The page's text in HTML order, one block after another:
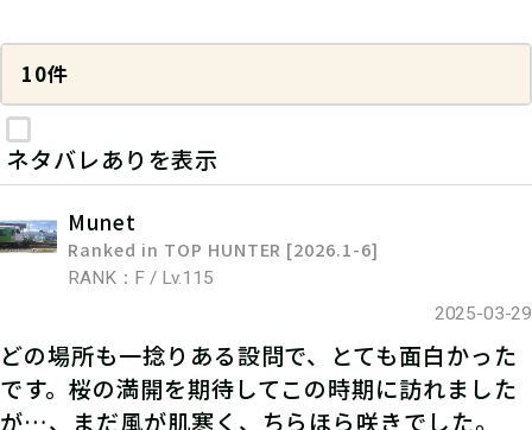
10件
ネタバレありを表示
Munet
Ranked in TOP HUNTER [2026.1-6]
RANK：F / Lv.115
2025-03-29
どの場所も一捻りある設問で、とても面白かった
です。桜の満開を期待してこの時期に訪れました
が…、まだ風が肌寒く、ちらほら咲きでした。